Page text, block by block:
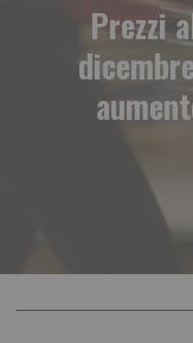
Prezzi